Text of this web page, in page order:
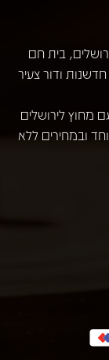
מיתולוגית ברחוב שמאי 12 בירושלים, בית חם
ודור צעיר
מחוץ לירושלים
ובמחירים ללא